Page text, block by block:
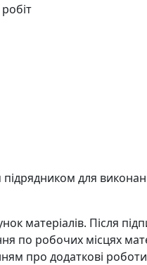
для
матеріалів. Після
по робочих місцях
про додаткові